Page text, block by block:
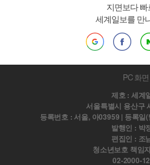
지면보다 빠
세계일보를 만
PC 화면
제호 : 세계
서울특별시 용산구
등록번호 : 서울, 아03959 | 등록일
발행인 : 박
편집인 : 조
청소년보호 책임
02-2000-